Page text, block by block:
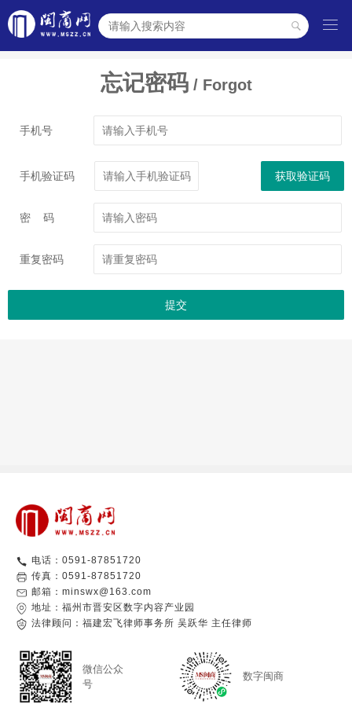

忘记密码/ Forgot
手机号
手机验证码 获取验证码
密 码
重复密码
提交
电话：0591-87851720
传真：0591-87851720
邮箱：minswx@163.com
地址：福州市晋安区数字内容产业园
法律顾问：福建宏飞律师事务所 吴跃华 主任律师
微信公众
号
数字闽商